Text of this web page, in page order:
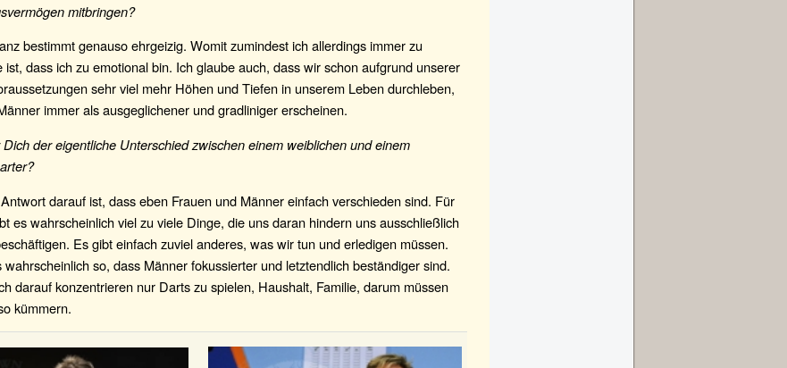
mitbringen?
bestimmt genauso ehrgeizig. Womit zumindest ich allerdings immer zu
ist, dass ich zu emotional bin. Ich glaube auch, dass wir schon aufgrund unserer
sehr viel mehr Höhen und Tiefen in unserem Leben durchleben,
immer als ausgeglichener und gradliniger erscheinen.
der eigentliche Unterschied zwischen einem weiblichen und einem
darauf ist, dass eben Frauen und Männer einfach verschieden sind. Für
es wahrscheinlich viel zu viele Dinge, die uns daran hindern uns ausschließlich
Es gibt einfach zuviel anderes, was wir tun und erledigen müssen.
wahrscheinlich so, dass Männer fokussierter und letztendlich beständiger sind.
darauf konzentrieren nur Darts zu spielen, Haushalt, Familie, darum müssen
kümmern.